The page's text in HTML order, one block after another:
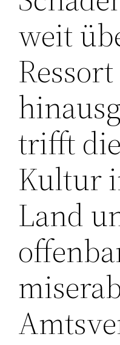
weit
Ressort
trifft
Kultur
Land